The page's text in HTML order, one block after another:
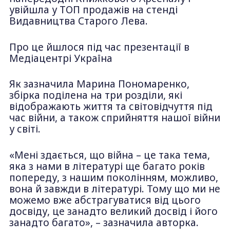
увійшла у ТОП продажів на стенді
Видавництва Старого Лева.
Про це йшлося під час презентації в
Медіацентрі Україна
Як зазначила Марина Пономаренко,
збірка поділена на три розділи, які
відображають життя та світовідчуття під
час війни, а також сприйняття нашої війни
у світі.
«Мені здається, що війна – це така тема,
яка з нами в літературі ще багато років
попереду, з нашим поколінням, можливо,
вона й завжди в літературі. Тому що ми не
можемо вже абстрагуватися від цього
досвіду, це занадто великий досвід і його
занадто багато», – зазначила авторка.